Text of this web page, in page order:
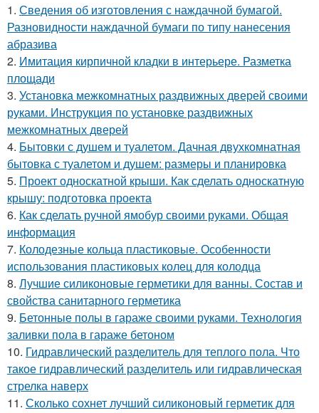
1. Сведения об изготовления с наждачной бумагой.
Разновидности наждачной бумаги по типу нанесения
абразива
2. Имитация кирпичной кладки в интерьере. Разметка
площади
3. Установка межкомнатных раздвижных дверей своими
руками. Инструкция по установке раздвижных
межкомнатных дверей
4. Бытовки с душем и туалетом. Дачная двухкомнатная
бытовка с туалетом и душем: размеры и планировка
5. Проект односкатной крыши. Как сделать односкатную
крышу: подготовка проекта
6. Как сделать ручной ямобур своими руками. Общая
информация
7. Колодезные кольца пластиковые. Особенности
использования пластиковых колец для колодца
8. Лучшие силиконовые герметики для ванны. Состав и
свойства санитарного герметика
9. Бетонные полы в гараже своими руками. Технология
заливки пола в гараже бетоном
10. Гидравлический разделитель для теплого пола. Что
такое гидравлический разделитель или гидравлическая
стрелка наверх
11. Сколько сохнет лучший силиконовый герметик для